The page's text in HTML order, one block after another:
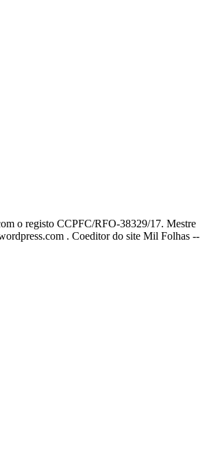
o registo CCPFC/RFO-38329/17. Mestre
. Coeditor do site Mil Folhas --